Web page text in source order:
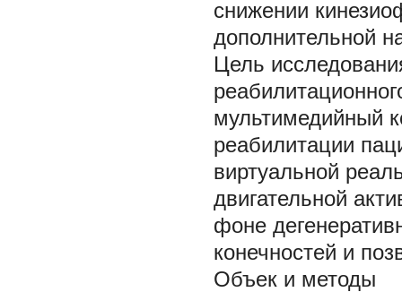
снижении
дополнительной
Цель
мультимедийный
реабилитации
виртуальной
двигательной
фоне
конечностей и
Объек и методы